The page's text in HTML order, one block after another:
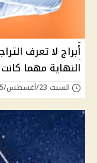
النهاية مهما كانت
السبت 23/أغسطس/2025 - 03:00 ص